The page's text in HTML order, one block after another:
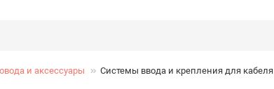
и аксессуары Системы ввода и крепления для кабеля